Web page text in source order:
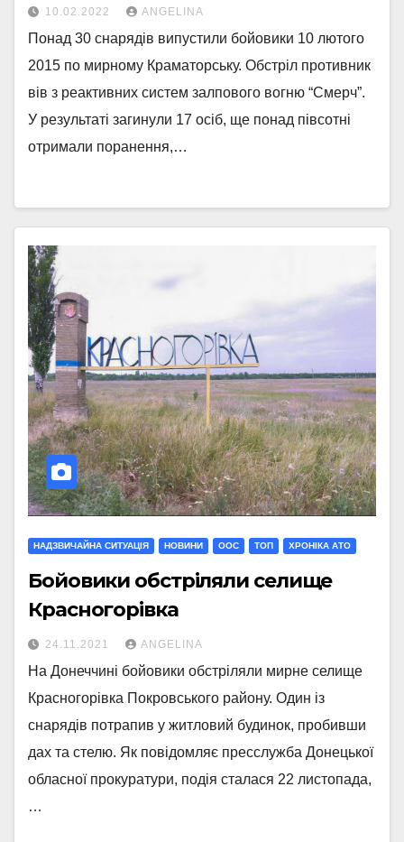
10.02.2022 ANGELINA
Понад 30 снарядів випустили бойовики 10 лютого
2015 по мирному Краматорську. Обстріл противник
вів з реактивних систем залпового вогню “Смерч”.
У результаті загинули 17 осіб, ще понад півсотні
отримали поранення,…
НАДЗВИЧАЙНА СИТУАЦІЯ НОВИНИ ООС ТОП ХРОНІКА АТО
Бойовики обстріляли селище
Красногорівка
24.11.2021 ANGELINA
На Донеччині бойовики обстріляли мирне селище
Красногорівка Покровського району. Один із
снарядів потрапив у житловий будинок, пробивши
дах та стелю. Як повідомляє пресслужба Донецької
обласної прокуратури, подія сталася 22 листопада,
…